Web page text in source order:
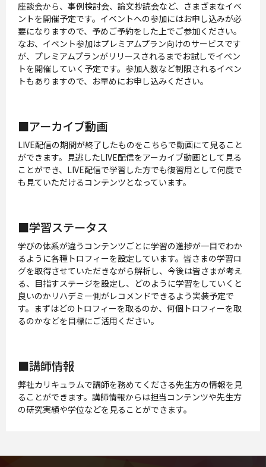
座談会から、事例検討会、論文抄読会など、さまざまなイベ
ントを開催予定です。イベントへの参加にはお申し込みが必
要になりますので、予めご予約をした上でご参加ください。
なお、イベント参加はプレミアムプラン向けのサービスです
が、プレミアムプランがリリースされるまでお試しでイベン
トを開催していく予定です。参加人数など制限されるイベン
トもありますので、お早めにお申し込みください。
■アーカイブ動画
LIVE配信の期間が終了したものをこちらで動画にて見ること
ができます。見逃したLIVE配信をアーカイブ動画として見る
ことができ、LIVE配信で学習した方でも復習用として何度で
も見ていただけるコンテンツとなっています。
■学習ステータス
学びの体系が違うコンテンツごとに学習の進捗が一目でわか
るように各種トロフィーを設定しています。皆さまの学習ロ
グを取得させていただきながら解析し、今後は皆さまが考え
る、目指すステージを設定し、どのように学習をしていくと
良いのかリハデミー側がレコメンドできるよう実装予定で
す。まずはどのトロフィーを取るのか、何個トロフィーを取
るのかなどを目標にご活用ください。
■講師情報
弊社カリキュラムで講師を務めてくださる先生方の情報を見
ることができます。講師情報からは担当コンテンツや先生方
の研究実績や学位などを見ることができます。